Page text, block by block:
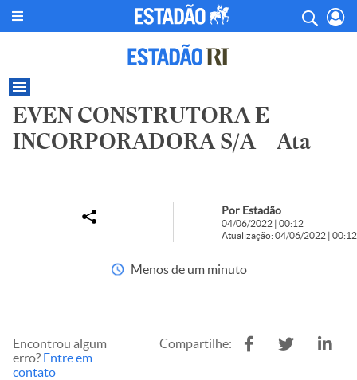
EVEN CONSTRUTORA E
INCORPORADORA S/A – Ata
Por Estadão
04/06/2022 | 00:12
Atualização: 04/06/2022 | 00:12
Menos de um minuto
Encontrou algum
erro? Entre em
contato
Compartilhe: